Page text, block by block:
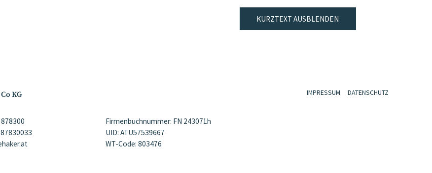
KURZTEXT AUSBLENDEN
KG
Firmenbuchnummer: FN 243071h
UID: ATU57539667
WT-Code: 803476
IMPRESSUM DATENSCHUTZ